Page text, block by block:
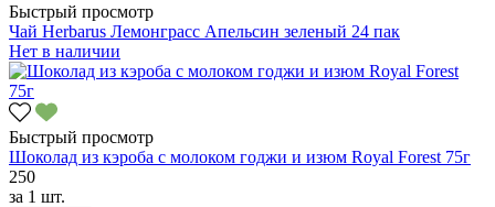
Быстрый просмотр
Чай Herbarus Лемонграсс Апельсин зеленый 24 пак
Нет в наличии
Быстрый просмотр
Шоколад из кэроба с молоком годжи и изюм Royal Forest 75г
250
за 1 шт.